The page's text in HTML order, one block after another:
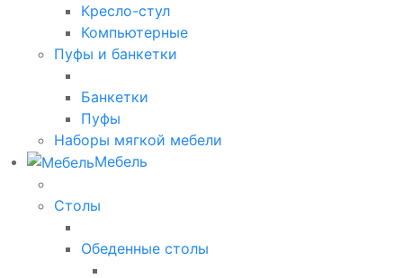
Кресло-стул
Компьютерные
Пуфы и банкетки
Банкетки
Пуфы
Наборы мягкой мебели
Мебель
Столы
Обеденные столы